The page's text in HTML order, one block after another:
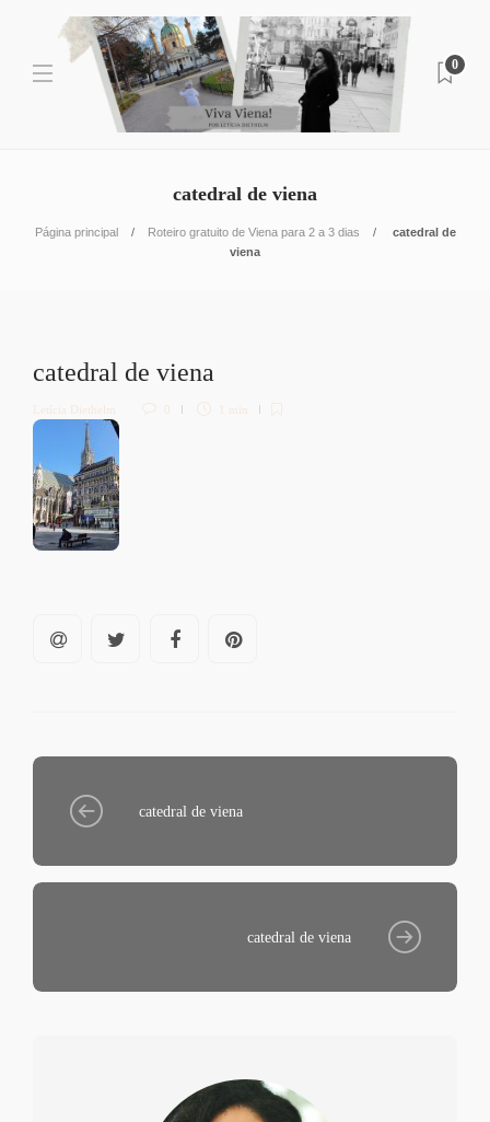
0
catedral de viena
Página principal Roteiro gratuito de Viena para 2 a 3 dias
catedral de
viena
catedral de viena
Letícia Diethelm 0 1 min
catedral de viena
catedral de viena